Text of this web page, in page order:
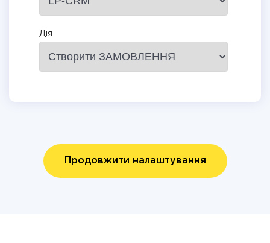
Дія
Продовжити налаштування